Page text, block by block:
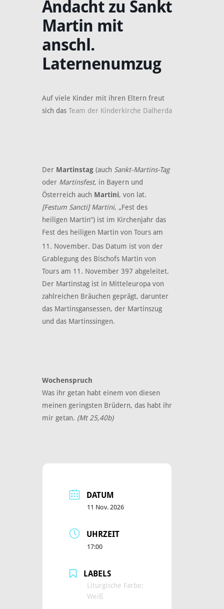
Andacht zu Sankt
Martin mit
anschl.
Laternenumzug
Auf viele Kinder mit ihren Eltern freut
sich das Team der Kinderkirche Dalherda
Der Martinstag (auch Sankt-Martins-Tag
oder Martinsfest, in Bayern und
Österreich auch Martini, von lat.
[Festum Sancti] Martini, „Fest des
heiligen Martin“) ist im Kirchenjahr das
Fest des heiligen Martin von Tours am
11. November. Das Datum ist von der
Grablegung des Bischofs Martin von
Tours am 11. November 397 abgeleitet.
Der Martinstag ist in Mitteleuropa von
zahlreichen Bräuchen geprägt, darunter
das Martinsgansessen, der Martinszug
und das Martinssingen.
Wochenspruch
Was ihr getan habt einem von diesen
meinen geringsten Brüdern, das habt ihr
mir getan. (Mt 25,40b)
DATUM
11 Nov. 2026
UHRZEIT
17:00
LABELS
Liturgische Farbe:
Weiß